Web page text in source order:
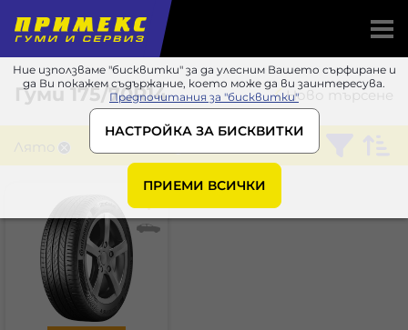
Ние използваме "бисквитки" за да улесним Вашето сърфиране и
да Ви покажем съдържание, което може да ви заинтересува.
Предпочитания за "бисквитки"
НАСТРОЙКА ЗА БИСКВИТКИ
ПРИЕМИ ВСИЧКИ
Ново търсене
Гуми175/70R14
Лято Continental